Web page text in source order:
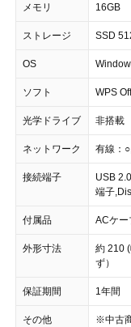
メモリ 16GB
ストレージ SSD
OS
ソフト WPS
光学ドライブ 非搭載
ネットワーク 有線：
接続端子
USB
端子
付属品 ACケー
外形寸法
約 210
ず）
保証期間 1年間
その他
※中古